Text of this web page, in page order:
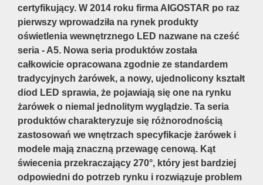
certyfikujący. W 2014 roku firma AIGOSTAR po raz
pierwszy wprowadziła na rynek produkty
oświetlenia wewnętrznego LED nazwane na cześć
seria - A5. Nowa seria produktów została
całkowicie opracowana zgodnie ze standardem
tradycyjnych żarówek, a nowy, ujednolicony kształt
diod LED sprawia, że pojawiają się one na rynku
żarówek o niemal jednolitym wyglądzie. Ta seria
produktów charakteryzuje się różnorodnością
zastosowań we wnętrzach specyfikacje żarówek i
modele mają znaczną przewagę cenową. Kąt
świecenia przekraczający 270°, który jest bardziej
odpowiedni do potrzeb rynku i rozwiązuje problem